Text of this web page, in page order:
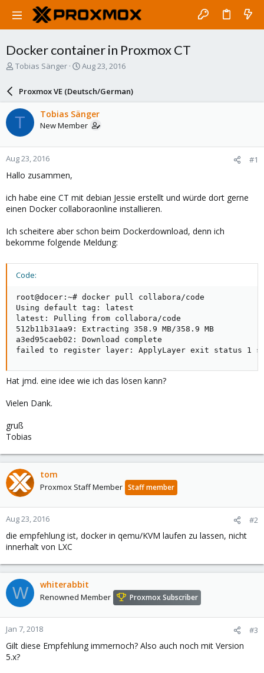
Docker container in Proxmox CT
T
a
d
t
a
r
t
e
Tobias Sänger
S
a
r
d
a
e
Aug 23, 2016
Proxmox VE (Deutsch/German)
T Tobias Sänger
New Member
Aug 23, 2016 #1
Hallo zusammen,
ich habe eine CT mit debian Jessie erstellt und würde dort gerne
einen Docker collaboraonline installieren.
Ich scheitere aber schon beim Dockerdownload, denn ich
bekomme folgende Meldung:
Code:
root@docer:~# docker pull collabora/code
Using default tag: latest
latest: Pulling from collabora/code
512b11b31aa9: Extracting 358.9 MB/358.9 MB
a3ed95caeb02: Download complete
failed to register layer: ApplyLayer exit status 1
Hat jmd. eine idee wie ich das lösen kann?
Vielen Dank.
gruß
Tobias
tom
Proxmox Staff Member Staff member
Aug 23, 2016 #2
die empfehlung ist, docker in qemu/KVM laufen zu lassen, nicht
innerhalt von LXC
W whiterabbit
Renowned Member Proxmox Subscriber
Jan 7, 2018 #3
Gilt diese Empfehlung immernoch? Also auch noch mit Version
5.x?